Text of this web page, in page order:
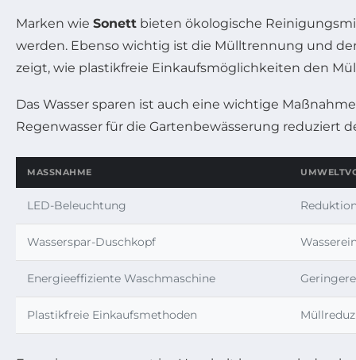
Marken wie Sonett bieten ökologische
werden. Ebenso wichtig ist die Mülltrennung und
zeigt, wie plastikfreie Einkaufsmöglichkeiten den
Das Wasser sparen ist auch eine wichtige
Regenwasser für die Gartenbewässerung reduziert
MASSNAHME
LED-Beleuchtung
Wasserspar-Duschkopf
Energieeffiziente Waschmaschine
Plastikfreie Einkaufsmethoden